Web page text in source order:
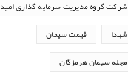
شرکت گروه مدیریت سرمایه گذاری امید
شهدا قیمت سیمان
مجله سیمان هرمزگان